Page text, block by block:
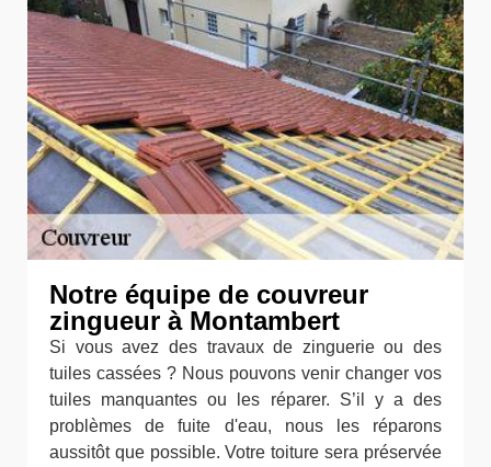
Notre équipe de couvreur
zingueur à Montambert
Si vous avez des travaux de zinguerie ou des
tuiles cassées ? Nous pouvons venir changer vos
tuiles manquantes ou les réparer. S’il y a des
problèmes de fuite d'eau, nous les réparons
aussitôt que possible. Votre toiture sera préservée